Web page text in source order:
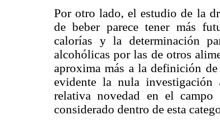
Por otro lado, el estudio de la
de beber parece tener más
calorías y la determinación
alcohólicas por las de otros
aproxima más a la definición
evidente la nula investigación
relativa novedad en el
considerado dentro de esta